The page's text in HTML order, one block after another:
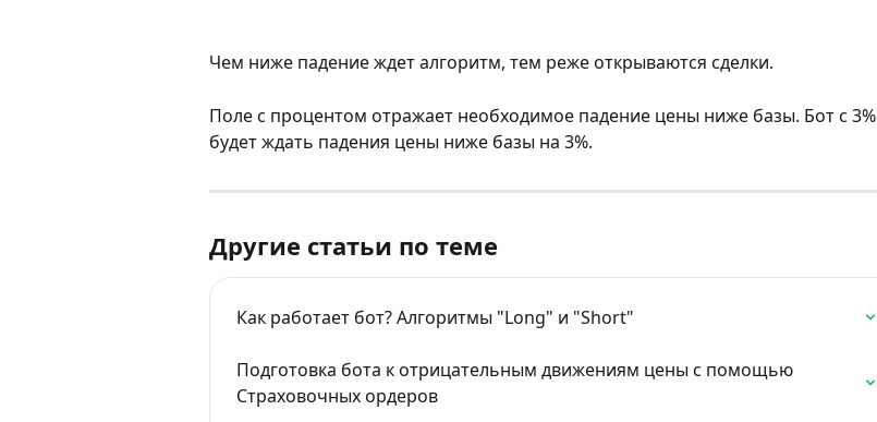
Чем ниже падение ждет алгоритм, тем реже открываются сделки.
Поле с процентом отражает необходимое падение цены ниже базы. Бот с 3%
будет ждать падения цены ниже базы на 3%.
Другие статьи по теме
Как работает бот? Алгоритмы "Long" и "Short"
Подготовка бота к отрицательным движениям цены с помощью
Страховочных ордеров